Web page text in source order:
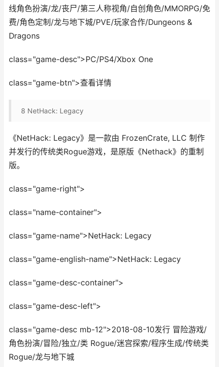
线角色扮演/龙/丧尸/第三人称视角/自创角色/MMORPG/免
费/角色定制/龙与地下城/PVE/玩家合作/Dungeons &
Dragons
class="game-desc">PC/PS4/Xbox One
class="game-btn">查看详情
8 NetHack: Legacy
《NetHack: Legacy》是一款由 FrozenCrate, LLC 制作
并发行的传统类Rogue游戏，是原版《Nethack》的重制
版。
class="game-right">
class="name-container">
class="game-name">NetHack: Legacy
class="game-english-name">NetHack: Legacy
class="game-desc-container">
class="game-desc-left">
class="game-desc mb-12">2018-08-10发行 冒险游戏/
角色扮演/冒险/独立/类 Rogue/迷宫探索/程序生成/传统类
Rogue/龙与地下城